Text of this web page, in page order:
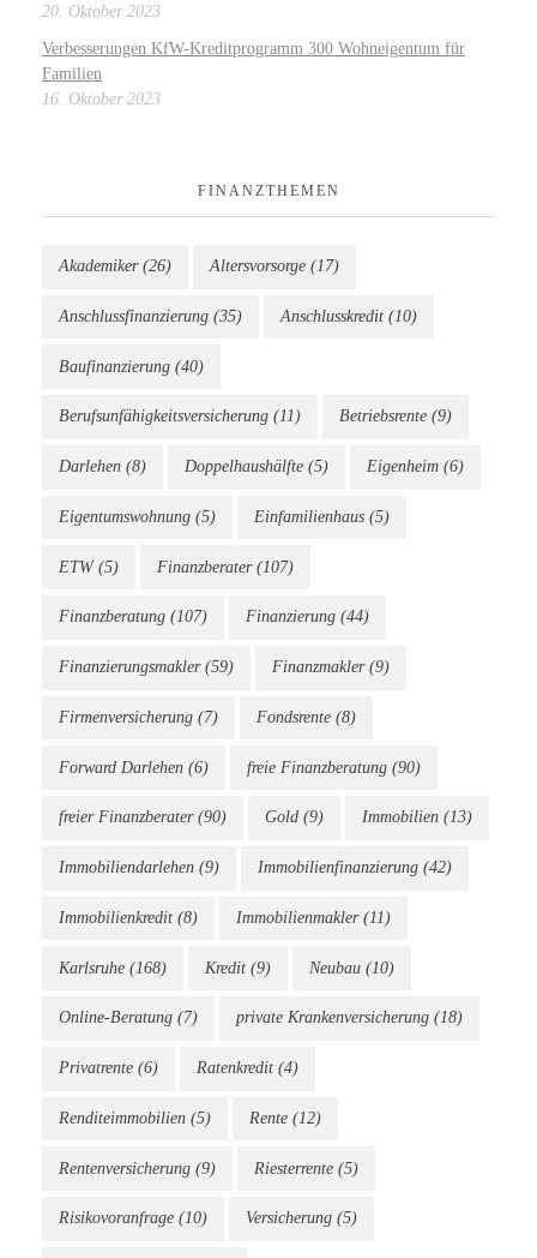
20. Oktober 2023
Verbesserungen KfW-Kreditprogramm 300 Wohneigentum für
Familien
16. Oktober 2023
FINANZTHEMEN
Akademiker(26) Altersvorsorge (17)
Anschlussfinanzierung (35) Anschlusskredit (10)
Baufinanzierung (40)
Berufsunfähigkeitsversicherung (11) Betriebsrente (9)
Darlehen (8) Doppelhaushälfte (5) Eigenheim (6)
Eigentumswohnung (5) Einfamilienhaus (5)
ETW(5) Finanzberater(107)
Finanzberatung (107) Finanzierung (44)
Finanzierungsmakler(59) Finanzmakler(9)
Firmenversicherung (7) Fondsrente (8)
Forward Darlehen (6) freie Finanzberatung (90)
freier Finanzberater(90) Gold (9) Immobilien (13)
Immobiliendarlehen (9) Immobilienfinanzierung (42)
Immobilienkredit (8) Immobilienmakler(11)
Karlsruhe (168) Kredit (9) Neubau (10)
Online-Beratung (7) private Krankenversicherung (18)
Privatrente (6) Ratenkredit (4)
Renditeimmobilien (5) Rente (12)
Rentenversicherung (9) Riesterrente (5)
Risikovoranfrage (10) Versicherung (5)